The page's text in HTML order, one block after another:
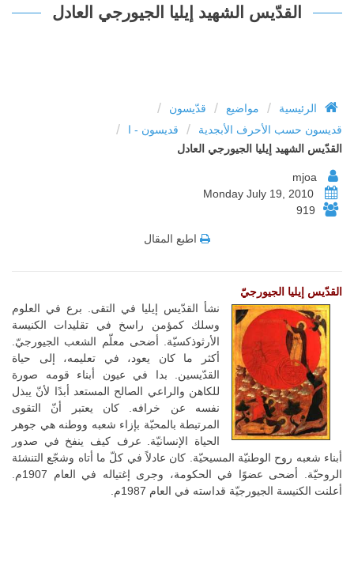
القدّيس الشهيد إيليا الجيورجي العادل
الرئيسية / مواضيع / قدّيسون /
قديسون حسب الأحرف الأبجدية / قديسون - ا /
القدّيس الشهيد إيليا الجيورجي العادل
919
اطبع المقال
القدّيس إيليا الجيورجيّ
نشأ القدّيس إيليا في التقى. برع في العلوم
وسلك كمؤمن راسخ في تقليدات الكنيسة
الأرثوذكسيّة. أضحى معلّم الشعب الجيورجيّ.
أكثر ما كان يعود، في تعليمه، إلى حياة
القدّيسين. بدا في عيون أبناء قومه صورة
للكاهن والراعي الصالح المستعد أبدًا لأنّ يبذل
نفسه عن خرافه. كان يعتبر أنّ التقوى
المرتبطة بالمحبّة بإزاء شعبه ووطنه هي جوهر
الحياة الإنسانيّة. عرف كيف ينفخ في صدور
أبناء شعبه روح الوطنيّة المسيحيّة. كان عادلاً في كلّ ما أتاه وشجّع التنشئة
الروحيّة. أضحى عضوًا في الحكومة، وجرى إغتياله في العام 1907م.
أعلنت الكنيسة الجيورجيّة قداسته في العام 1987م.